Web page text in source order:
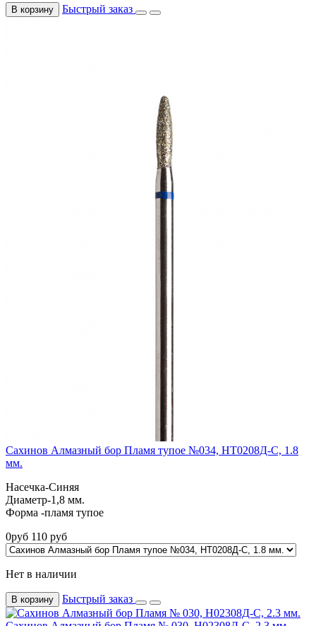
В корзину Быстрый заказ
Сахинов Алмазный бор Пламя тупое №034, НТ0208Д-С, 1.8
мм.
Насечка-Синяя
Диаметр-1,8 мм.
Форма -пламя тупое
0руб 110 руб
Нет в наличии
В корзину Быстрый заказ